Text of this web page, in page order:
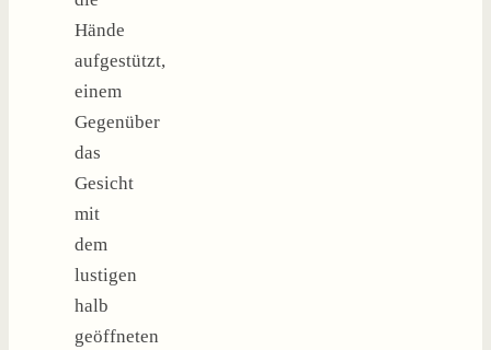
Hände
aufgestützt,
einem
Gegenüber
das
Gesicht
mit
dem
lustigen
halb
geöffneten